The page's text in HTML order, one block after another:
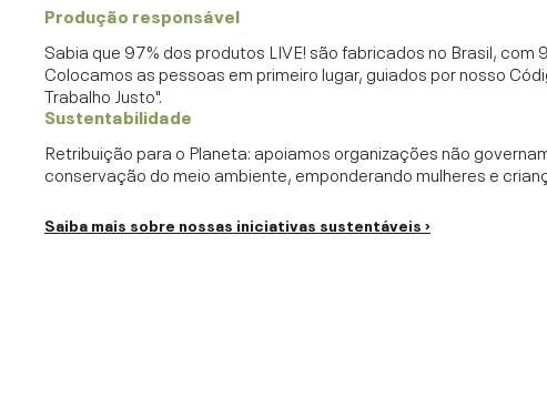
Produção responsável
Sabia que 97% dos produtos LIVE! são fabricados no Brasil,
Colocamos as pessoas em primeiro lugar, guiados por nosso
Trabalho Justo".
Sustentabilidade
Retribuição para o Planeta: apoiamos organizações não
conservação do meio ambiente, emponderando mulheres e
Saiba mais sobre nossas iniciativas sustentáveis ›